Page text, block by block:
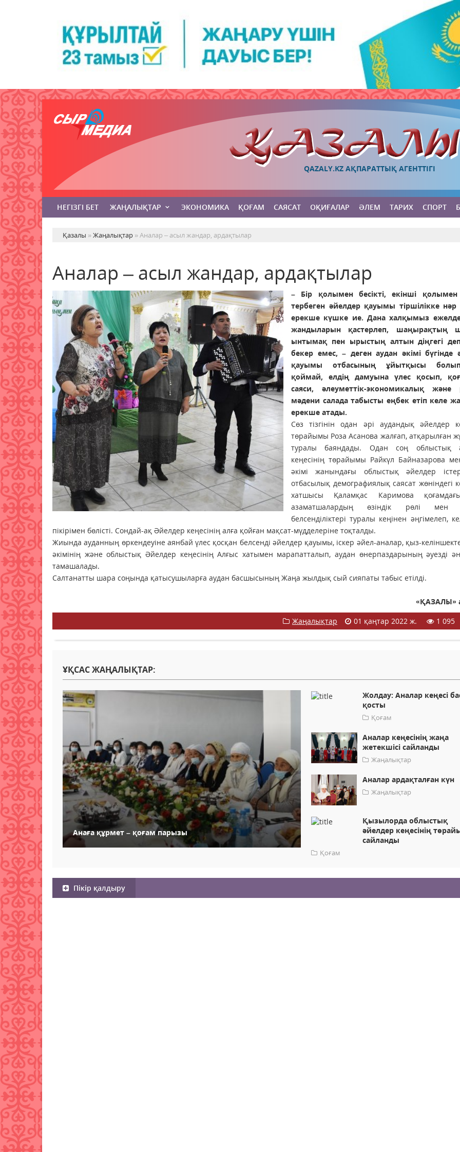
QAZALY.KZ АҚПАРАТТЫҚ АГЕНТТІГІ
НЕГІЗГІ БЕТ ЖАҢАЛЫҚТАР ЭКОНОМИКА ҚОҒАМ САЯСАТ ОҚИҒАЛАР ӘЛЕМ ТАРИХ СПОРТ
Қазалы »Жаңалықтар » Аналар – асыл жандар, ардақтылар
Аналар – асыл жандар, ардақтылар
– Бір қолымен бесікті, екінші қолымен
тербеген әйелдер қауымы тіршілікке нәр
ерекше күшке ие. Дана халқымыз
жандыларын қастерлеп, шаңырақтың
ынтымақ пен ырыстың алтын діңгегі
бекер емес, – деген аудан әкімі бүгінде
қауымы отбасының ұйытқысы
қоймай, елдің дамуына үлес қосып,
саяси, әлеуметтік-экономикалық және
мәдени салада табысты еңбек етіп келе
ерекше атады.
Сөз тізгінін одан әрі аудандық әйелдер
төрайымы Роза Асанова жалғап, атқарылған
туралы баяндады. Одан соң облыстық
кеңесінің төрайымы Райкүл Байназарова
әкімі жанындағы облыстық әйелдер
отбасылық демографиялық саясат жөніндегі
хатшысы Қаламқас Каримова
азаматшалардың өзіндік рөлі мен
белсенділіктері туралы кеңінен әңгімелеп,
пікірімен бөлісті. Сондай-ақ Әйелдер кеңесінің алға қойған мақсат-мүдделеріне тоқталды.
Жиында ауданның өркендеуіне аянбай үлес қосқан белсенді әйелдер қауымы, іскер әйел-аналар, қыз-
әкімінің және облыстық Әйелдер кеңесінің Алғыс хатымен марапатталып, аудан өнерпаздарының әуезді
тамашалады.
Салтанатты шара соңында қатысушыларға аудан басшысының Жаңа жылдық сый сияпаты табыс етілді.
«ҚАЗАЛЫ»
Жаңалықтар
01 қаңтар 2022 ж. 1 095
ҰҚСАС ЖАҢАЛЫҚТАР:
Анаға құрмет – қоғам парызы
Жолдау: Аналар кеңесі
қосты
Қоғам
Аналар кеңесінің жаңа
жетекшісі сайланды
Жаңалықтар
Аналар ардақталған күн
Жаңалықтар
Қызылорда облыстық
әйелдер кеңесінің
сайланды
Қоғам
Пікір қалдыру